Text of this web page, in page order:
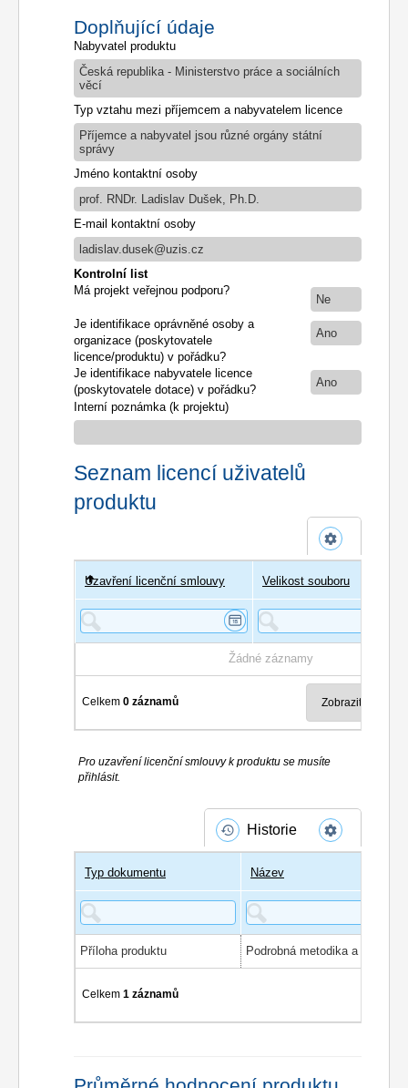
Doplňující údaje
Nabyvatel produktu
Česká republika - Ministerstvo práce a sociálních
věcí
Typ vztahu mezi příjemcem a nabyvatelem licence
Příjemce a nabyvatel jsou různé orgány státní
správy
Jméno kontaktní osoby
prof. RNDr. Ladislav Dušek, Ph.D.
E-mail kontaktní osoby
ladislav.dusek@uzis.cz
Kontrolní list
Má projekt veřejnou podporu?
Ne
Je identifikace oprávněné osoby a
organizace (poskytovatele
licence/produktu) v pořádku?
Ano
Je identifikace nabyvatele licence
(poskytovatele dotace) v pořádku?
Ano
Interní poznámka (k projektu)
Seznam licencí uživatelů
produktu
Uživatel
Uzavření licenční smlouvy Velikost souboru
Žádné záznamy
Celkem0 záznamů
Pro uzavření licenční smlouvy k produktu se musíte
přihlásit.
Historie
Typ dokumentu Název
Příloha produktu
Celkem1 záznamů